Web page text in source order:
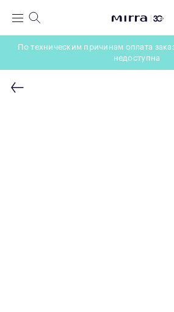
Меню Поиск
По техническим причинам оплата
недоступна